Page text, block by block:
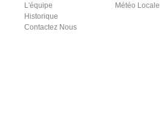
L'équipe
Historique
Contactez Nous
Météo Locale